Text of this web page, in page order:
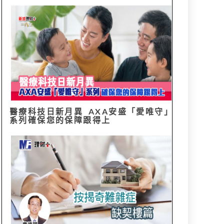
醫療科技日新月異 AXA安盛「愛唯守」
系列確保您的保障跟得上